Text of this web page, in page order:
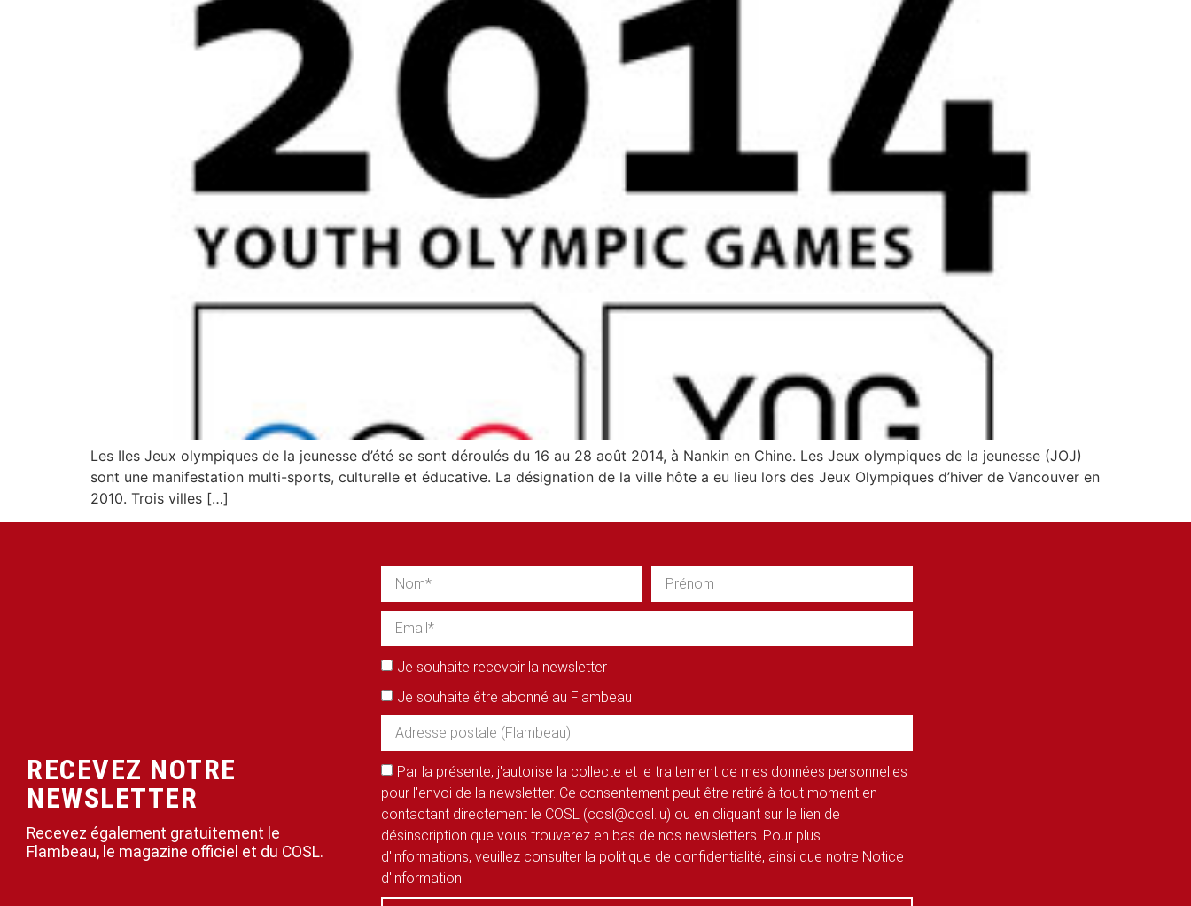
Les IIes Jeux olympiques de la jeunesse d’été se sont déroulés du 16 au 28 août 2014, à Nankin en Chine. Les Jeux olympiques de la jeunesse (JOJ)
sont une manifestation multi-sports, culturelle et éducative. La désignation de la ville hôte a eu lieu lors des Jeux Olympiques d’hiver de Vancouver en
2010. Trois villes […]
RECEVEZ NOTRE
NEWSLETTER
Recevez également gratuitement le
Flambeau, le magazine officiel et du COSL.
Je souhaite recevoir la newsletter
Je souhaite être abonné au Flambeau
Par la présente, j'autorise la collecte et le traitement de mes données personnelles
pour l'envoi de la newsletter. Ce consentement peut être retiré à tout moment en
contactant directement le COSL (cosl@cosl.lu) ou en cliquant sur le lien de
désinscription que vous trouverez en bas de nos newsletters. Pour plus
d'informations, veuillez consulter la politique de confidentialité, ainsi que notre Notice
d'information.